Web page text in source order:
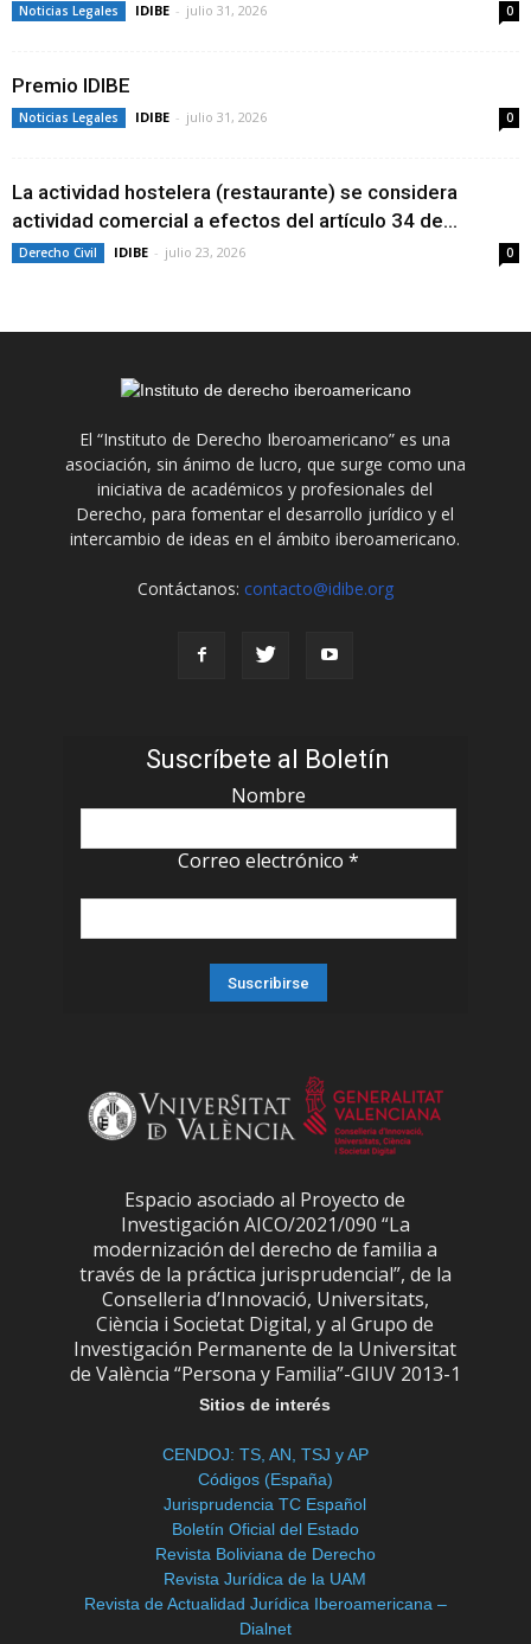
Noticias Legales IDIBE - julio 31, 2026 0
Premio IDIBE
Noticias Legales IDIBE - julio 31, 2026 0
La actividad hostelera (restaurante) se considera
actividad comercial a efectos del artículo 34 de...
Derecho Civil IDIBE - julio 23, 2026 0
El “Instituto de Derecho Iberoamericano” es una
asociación, sin ánimo de lucro, que surge como una
iniciativa de académicos y profesionales del
Derecho, para fomentar el desarrollo jurídico y el
intercambio de ideas en el ámbito iberoamericano.
Contáctanos: contacto@idibe.org
Suscríbete al Boletín
Nombre
Correo electrónico *
Espacio asociado al Proyecto de
Investigación AICO/2021/090 “La
modernización del derecho de familia a
través de la práctica jurisprudencial”, de la
Conselleria d’Innovació, Universitats,
Ciència i Societat Digital, y al Grupo de
Investigación Permanente de la Universitat
de València “Persona y Familia”-GIUV 2013-1
Sitios de interés
CENDOJ: TS, AN, TSJ y AP
Códigos (España)
Jurisprudencia TC Español
Boletín Oficial del Estado
Revista Boliviana de Derecho
Revista Jurídica de la UAM
Revista de Actualidad Jurídica Iberoamericana –
Dialnet